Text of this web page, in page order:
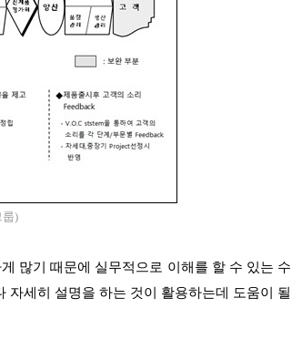
)
많기 때문에 실무적으로 이해를 할 수 있는 수
자세히 설명을 하는 것이 활용하는데 도움이 될